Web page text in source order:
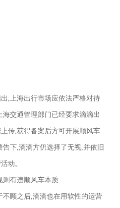
,上海出行市场应依法严格对待
交通管理部门已经要求滴滴出
传,获得备案后方可开展顺风车
下,滴滴方仍选择了无视,并依旧
动。
则有违顺风车本质
不顾之后,滴滴也在用软性的运营